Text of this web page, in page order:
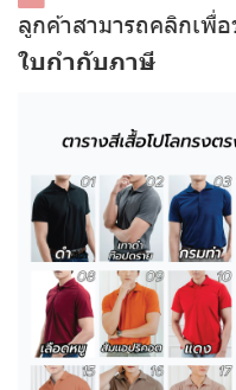
ลูกค้าสามารถคลิกเพื่
ใบกำกับภาษี